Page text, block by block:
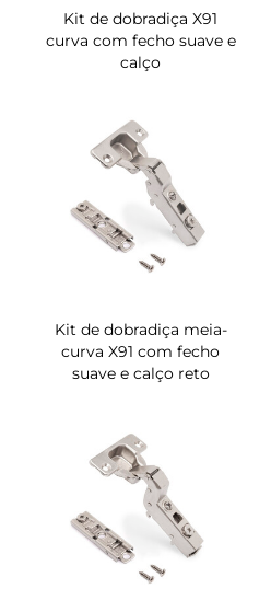
Kit de dobradiça X91
curva com fecho suave e
calço
Kit de dobradiça meia-
curva X91 com fecho
suave e calço reto